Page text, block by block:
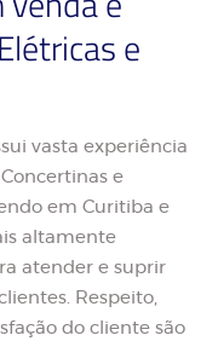
e
e
vasta experiência
e
em Curitiba e
altamente
atender e suprir
Respeito,